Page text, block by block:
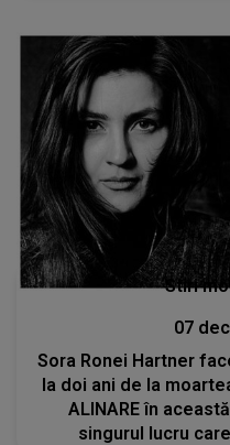
Stiri
07
Sora Ronei Hartner
la doi ani de la
ALINARE în
singurul lucru